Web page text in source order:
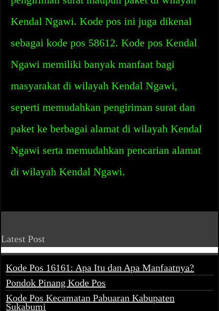
Kendal Ngawi. Kode pos ini juga dikenal
sebagai kode pos 58612. Kode pos Kendal
Ngawi memiliki banyak manfaat bagi
masyarakat di wilayah Kendal Ngawi,
seperti memudahkan pengiriman surat dan
paket ke berbagai alamat di wilayah Kendal
Ngawi serta memudahkan pencarian alamat
di wilayah Kendal Ngawi.
Latest Post
Kode Pos 16161: Apa Itu dan Apa Manfaatnya?
Pondok Pinang Kode Pos
Kode Pos Kecamatan Pabuaran Kabupaten
Sukabumi